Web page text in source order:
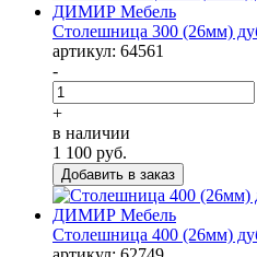
Столешница 300 (26мм)
артикул: 64561
-
+
в наличии
1 100 руб.
Столешница 400 (26мм)